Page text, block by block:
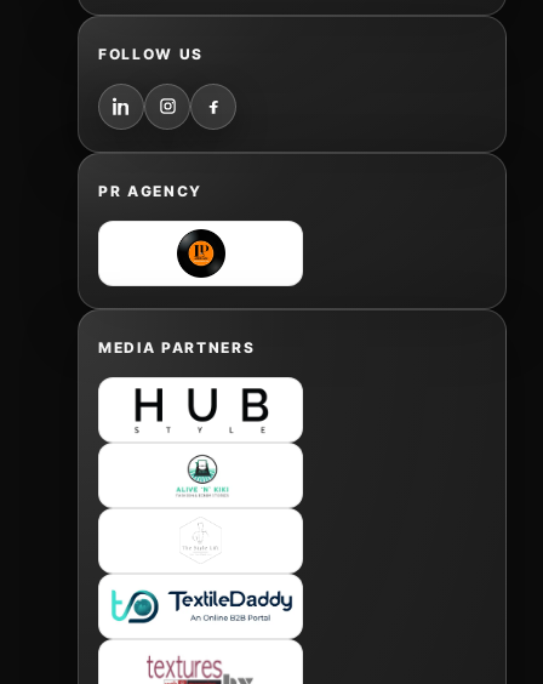
FOLLOW US
PR AGENCY
MEDIA PARTNERS